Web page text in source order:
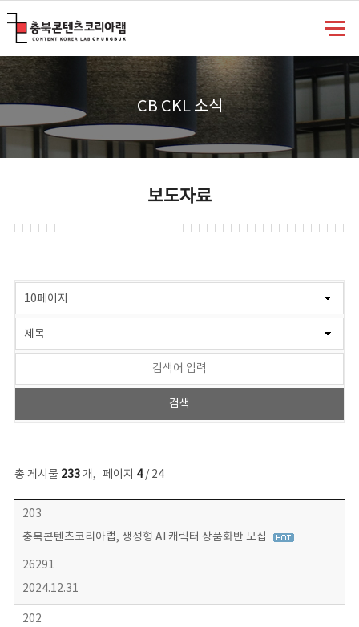
CB CKL 소식
보도자료
총 게시물 233개, 페이지 4/ 24
보도자료 목록 - 번호, 제목, 작성자, 파일, 조회수, 작성일 정보 제공
203
충북콘텐츠코리아랩, 생성형 AI 캐릭터 상품화반 모집
26291
2024.12.31
202